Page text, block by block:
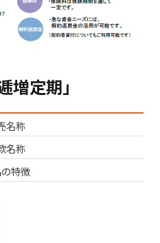
増定期」
名称
名称
特徴